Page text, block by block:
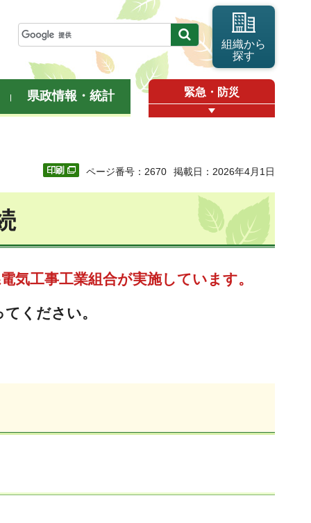
組織から
探す
県政情報・統計 緊急・防災
ページ番号：2670 掲載日：2026年4月1日
気工事工業組合が実施しています。
ください。